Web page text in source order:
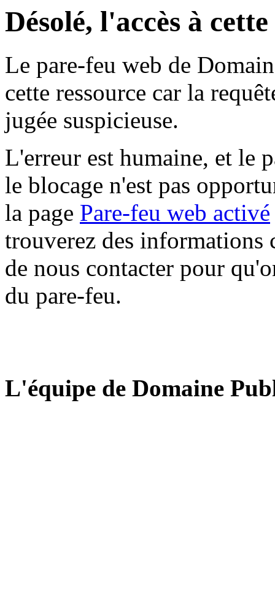
Désolé, l'accès à
Le pare-feu web de
cette ressource car la
jugée suspicieuse.
L'erreur est humaine, et le
le blocage n'est pas
la page Pare-feu web activé
trouverez des informations
de nous contacter pour
du pare-feu.
L'équipe de Domaine